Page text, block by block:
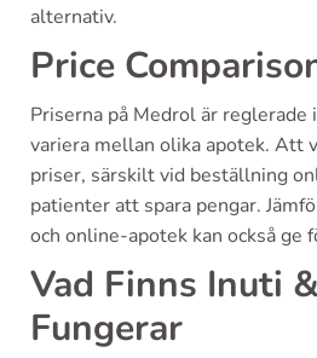
alternativ.
Price
Priserna på Medrol är reglerade
variera mellan olika apotek. Att
priser, särskilt vid beställning
patienter att spara pengar.
och online-apotek kan också ge
Vad Finns Inuti
Fungerar